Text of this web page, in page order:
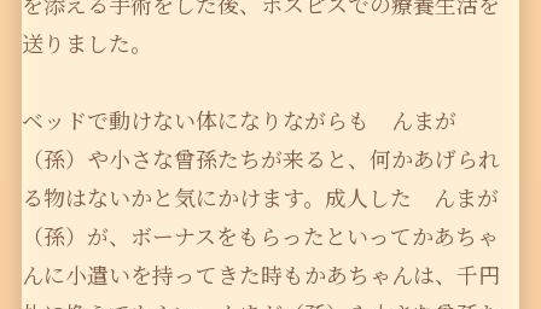
送りました。
ベッドで動けない体になりながらも んまが
（孫）や小さな曾孫たちが来ると、何かあげられ
る物はないかと気にかけます。成人した んまが
（孫）が、ボーナスをもらったといってかあちゃ
んに小遣いを持ってきた時もかあちゃんは、千円